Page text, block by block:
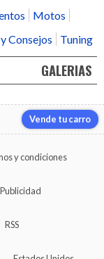
Motos
Consejos Tuning
GALERIAS
Vende tu carro
y condiciones
Publicidad
RSS